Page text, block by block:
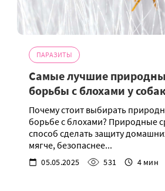
ПАРАЗИТЫ
Самые лучшие
борьбы с блохами у
Почему стоит выбирать
борьбе с блохами? Природные
способ сделать защиту
мягче, безопаснее...
05.05.2025 531 4 мин